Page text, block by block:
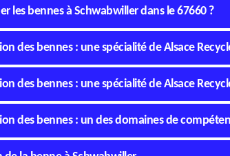
les bennes à Schwabwiller dans le 67660 ?
des bennes : une spécialité de Alsace
des bennes : une spécialité de Alsace
des bennes : un des domaines de